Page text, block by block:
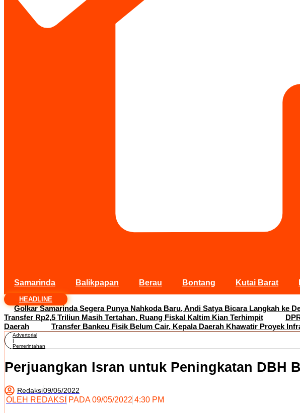
Samarinda Balikpapan Berau Bontang Kutai Barat
HEADLINE
Golkar Samarinda Segera Punya Nahkoda Baru, Andi Satya Bicara Langkah ke
Transfer Rp2,5 Triliun Masih Tertahan, Ruang Fiskal Kaltim Kian Terhimpit
Daerah
Transfer Bankeu Fisik Belum Cair, Kepala Daerah Khawatir Proyek
Advertorial
|
Pemerintahan
Perjuangkan Isran untuk Peningkatan DBH
Redaksi09/05/2022
OLEH REDAKSI PADA09/05/2022 4:30 PM